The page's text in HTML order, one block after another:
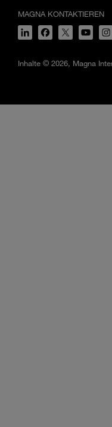
MAGNA KONTAKTIEREN
Inhalte © 2026, Magna